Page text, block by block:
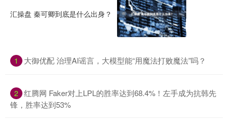
汇操盘 秦可卿到底是什么出身？
1 大御优配 治理AI谣言，大模型能“用魔法打败魔法”吗？
2 红腾网 Faker对上LPL的胜率达到68.4%！左手成为抗韩先
锋，胜率达到53%